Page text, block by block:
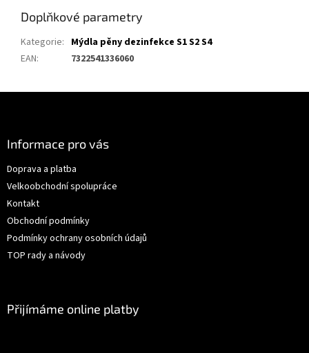
Doplňkové parametry
Kategorie: Mýdla pěny dezinfekce S1 S2 S4
EAN: 7322541336060
Informace pro vás
Doprava a platba
Velkoobchodní spolupráce
Kontakt
Obchodní podmínky
Podmínky ochrany osobních údajů
TOP rady a návody
Přijímáme online platby